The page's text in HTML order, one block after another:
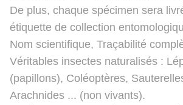
De plus, chaque spécimen sera
étiquette de collection
Nom scientifique, Traçabilité
Véritables insectes naturalisés :
(papillons), Coléoptères,
Arachnides ... (non vivants).